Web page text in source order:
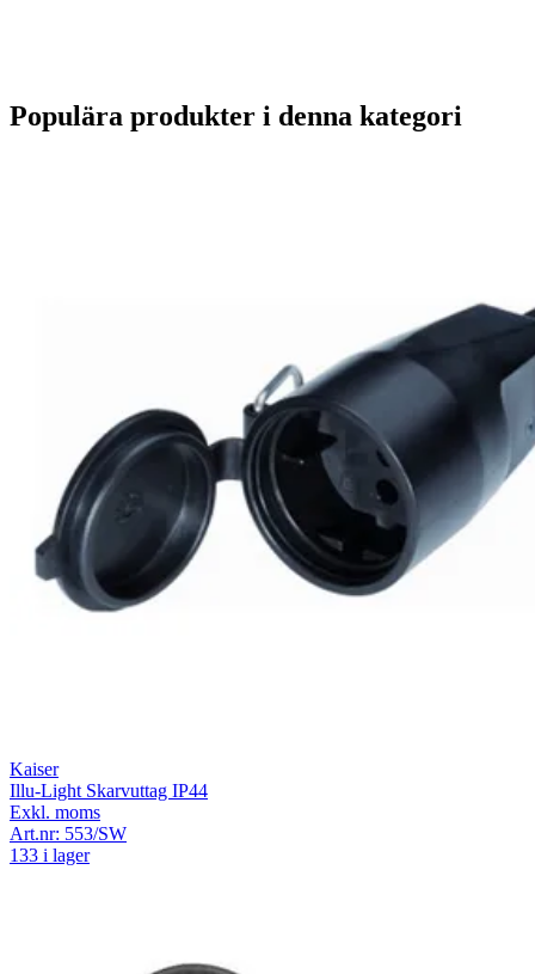
Populära produkter i denna kategori
Kaiser
Illu-Light Skarvuttag IP44
Exkl. moms
Art.nr: 553/SW
133 i lager